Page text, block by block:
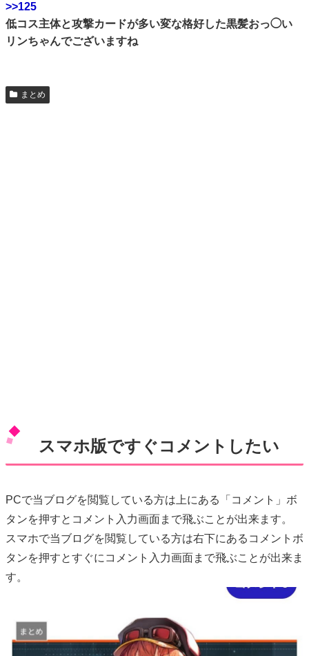
>>125
低コス主体と攻撃カードが多い変な格好した黒髪おっ◯い
リンちゃんでございますね
まとめ
スマホ版ですぐコメントしたい
PCで当ブログを閲覧している方は上にある「コメント」ボ
タンを押すとコメント入力画面まで飛ぶことが出来ます。
スマホで当ブログを閲覧している方は右下にあるコメントボ
タンを押すとすぐにコメント入力画面まで飛ぶことが出来ま
す。